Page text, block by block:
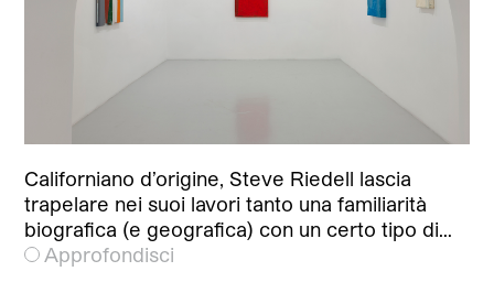
Californiano d’origine, Steve Riedell lascia
trapelare nei suoi lavori tanto una familiarità
biografica (e geografica) con un certo tipo di…
Approfondisci